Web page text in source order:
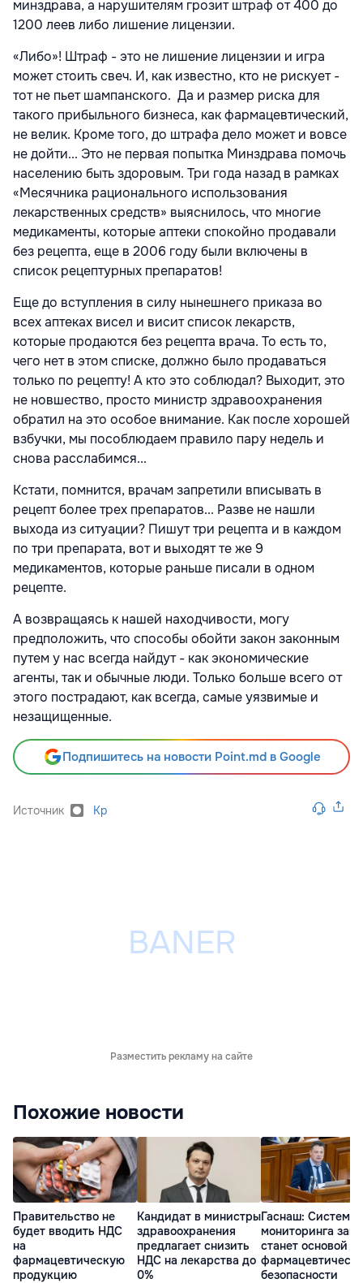
минздрава, а нарушителям грозит штраф от 400 до
1200 леев либо лишение лицензии.
«Либо»! Штраф - это не лишение лицензии и игра
может стоить свеч. И, как известно, кто не рискует -
тот не пьет шампанского. Да и размер риска для
такого прибыльного бизнеса, как фармацевтический,
не велик. Кроме того, до штрафа дело может и вовсе
не дойти... Это не первая попытка Минздрава помочь
населению быть здоровым. Три года назад в рамках
«Месячника рационального использования
лекарственных средств» выяснилось, что многие
медикаменты, которые аптеки спокойно продавали
без рецепта, еще в 2006 году были включены в
список рецептурных препаратов!
Еще до вступления в силу нынешнего приказа во
всех аптеках висел и висит список лекарств,
которые продаются без рецепта врача. То есть то,
чего нет в этом списке, должно было продаваться
только по рецепту! А кто это соблюдал? Выходит, это
не новшество, просто министр здравоохранения
обратил на это особое внимание. Как после хорошей
взбучки, мы пособлюдаем правило пару недель и
снова расслабимся...
Кстати, помнится, врачам запретили вписывать в
рецепт более трех препаратов... Разве не нашли
выхода из ситуации? Пишут три рецепта и в каждом
по три препарата, вот и выходят те же 9
медикаментов, которые раньше писали в одном
рецепте.
А возвращаясь к нашей находчивости, могу
предположить, что способы обойти закон законным
путем у нас всегда найдут - как экономические
агенты, так и обычные люди. Только больше всего от
этого пострадают, как всегда, самые уязвимые и
незащищенные.
Подпишитесь на новости Point.md в Google
Источник Kp
Разместить рекламу на сайте
Похожие новости
Правительство не
будет вводить НДС
на
фармацевтическую
продукцию
Кандидат в министры
здравоохранения
предлагает снизить
НДС на лекарства до
0%
Гаснаш: Система
мониторинга
станет основой
безопасности